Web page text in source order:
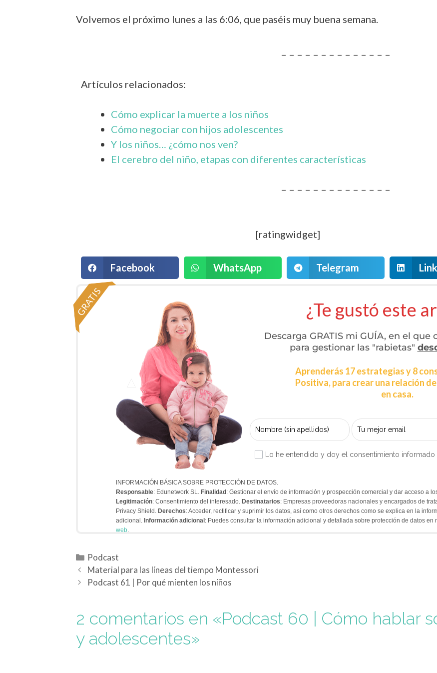
Volvemos el próximo lunes a las 6:06, que paséis muy buena semana.
– – – – – – – – – – – – – –
Artículos relacionados:
Cómo explicar la muerte a los niños
Cómo negociar con hijos adolescentes
Y los niños… ¿cómo nos ven?
El cerebro del niño, etapas con diferentes características
– – – – – – – – – – – – – –
[ratingwidget]
Facebook WhatsApp Telegram
¿Te gustó este
GRATIS
Descarga GRATIS mi GUÍA, en el que
para gestionar las "rabietas"
Aprenderás 17 estrategias y 8
Positiva, para crear una relación
en casa.
INFORMACIÓN BÁSICA SOBRE PROTECCIÓN DE DATOS.
Responsable: Edunetwork SL.Finalidad: Gestionar el envío de información y prospección comercial y dar acceso a
Legitimación: Consentimiento del interesado.Destinatarios: Empresas proveedoras nacionales y encargados de
Privacy Shield.Derechos: Acceder, rectificar y suprimir los datos, así como otros derechos como se explica en la
adicional.Información adicional: Puedes consultar la información adicional y detallada sobre protección de datos en
web
Lo he entendido y doy el consentimiento informado
Podcast
Material para las líneas del tiempo Montessori
Podcast 61 | Por qué mienten los niños
2 comentarios en «Podcast 60 | Cómo hablar
y adolescentes»